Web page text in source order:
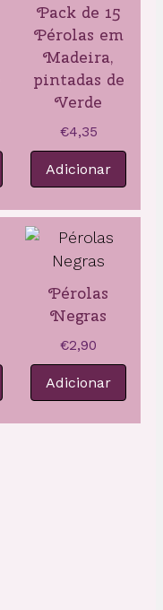
Pack de 15
Pérolas em
Madeira,
pintadas de
Verde
€4,35
Adicionar
Pérolas
Negras
€2,90
Adicionar